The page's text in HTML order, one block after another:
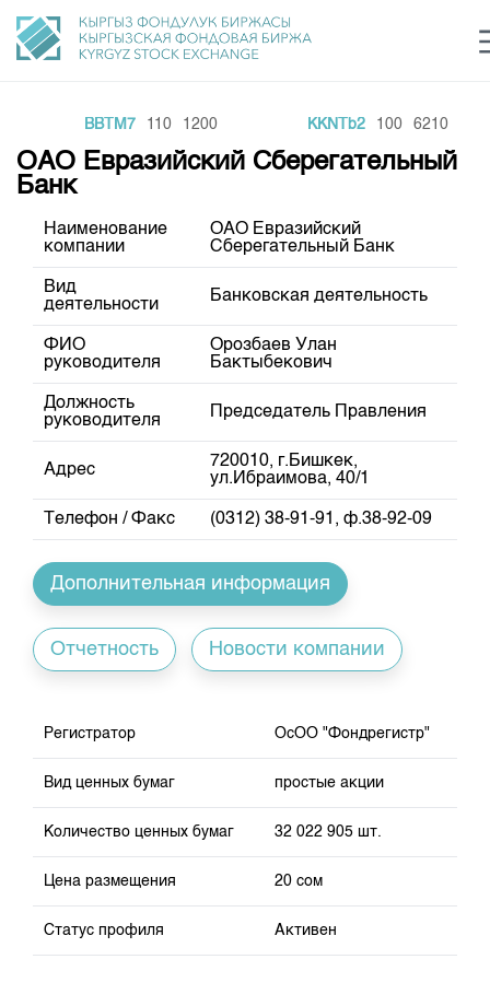
Финансовый рынок KG login Рус Кыр Eng
О нас
Общая информация
Акционеры
Руководство
Внутренний аудитор
Комитеты
Участники торгов
Наши партнеры
Cтратегия развития
Корпоративные документы
Контакты
Направления
Товарно-сырьевой сектор
Листинг
Центр раскрытия информации
Тарифы
Аналитика
Финансовый рынок KG
Пресс-клуб
25 лет ЗАО КФБ
Нормативная база
Биржевая деятельность
Депозитарная деятельность
Центр раскрытия информации
Статистика торгов
Итоги последних торгов
Архив торгов
Индекс и Капитализация
Котировки по ЦБ
Котировки по драг. металлам
Расписание аукционов по ГЦБ
Результаты аукционов ГЦБ
Объем ГЦБ в обращении
Учебный центр
Общая информация
План работы на год
BBTM7 110 1200 KKNTb2 100 6210
ОАО Евразийский Сберегательный
Банк
Наименование
компании
ОАО Евразийский
Сберегательный Банк
Вид
деятельности
Банковская деятельность
ФИО
руководителя
Орозбаев Улан
Бактыбекович
Должность
руководителя
Председатель Правления
Адрес
720010, г.Бишкек,
ул.Ибраимова, 40/1
Телефон / Факс (0312) 38-91-91, ф.38-92-09
Дополнительная информация
Отчетность Новости компании
Регистратор ОсОО "Фондрегистр"
Вид ценных бумаг простые акции
Количество ценных бумаг 32 022 905 шт.
Цена размещения 20 сом
Статус профиля Активен